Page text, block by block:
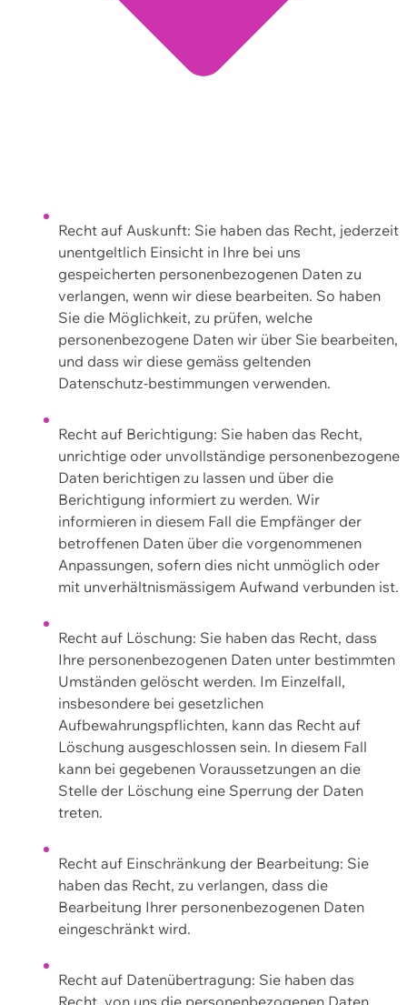
Recht auf Auskunft: Sie haben das Recht, jederzeit
unentgeltlich Einsicht in Ihre bei uns
gespeicherten personenbezogenen Daten zu
verlangen, wenn wir diese bearbeiten. So haben
Sie die Möglichkeit, zu prüfen, welche
personenbezogene Daten wir über Sie bearbeiten,
und dass wir diese gemäss geltenden
Datenschutz-bestimmungen verwenden.
Recht auf Berichtigung: Sie haben das Recht,
unrichtige oder unvollständige personenbezogene
Daten berichtigen zu lassen und über die
Berichtigung informiert zu werden. Wir
informieren in diesem Fall die Empfänger der
betroffenen Daten über die vorgenommenen
Anpassungen, sofern dies nicht unmöglich oder
mit unverhältnismässigem Aufwand verbunden ist.
Recht auf Löschung: Sie haben das Recht, dass
Ihre personenbezogenen Daten unter bestimmten
Umständen gelöscht werden. Im Einzelfall,
insbesondere bei gesetzlichen
Aufbewahrungspflichten, kann das Recht auf
Löschung ausgeschlossen sein. In diesem Fall
kann bei gegebenen Voraussetzungen an die
Stelle der Löschung eine Sperrung der Daten
treten.
Recht auf Einschränkung der Bearbeitung: Sie
haben das Recht, zu verlangen, dass die
Bearbeitung Ihrer personenbezogenen Daten
eingeschränkt wird.
Recht auf Datenübertragung: Sie haben das
Recht, von uns die personenbezogenen Daten,